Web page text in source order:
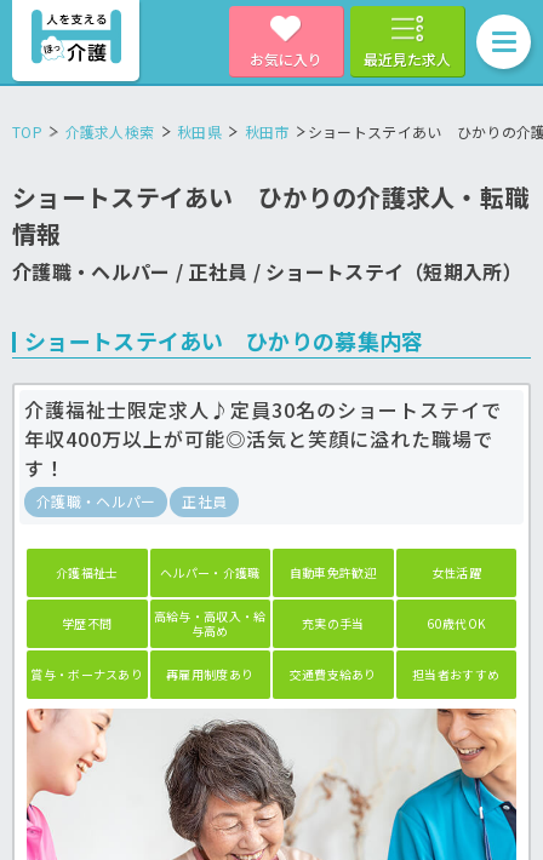
お気に入り 最近見た求人
TOP 介護求人検索 秋田県 秋田市 ショートステイあい ひかりの介
ショートステイあい ひかりの介護求人・転職
情報
介護職・ヘルパー / 正社員 / ショートステイ（短期入所）
ショートステイあい ひかりの募集内容
介護福祉士限定求人♪定員30名のショートステイで
年収400万以上が可能◎活気と笑顔に溢れた職場で
す！
介護職・ヘルパー 正社員
介護福祉士 ヘルパー・介護職 自動車免許歓迎 女性活躍
学歴不問
高給与・高収入・給
与高め
充実の手当 60歳代OK
賞与・ボーナスあり 再雇用制度あり 交通費支給あり 担当者おすすめ